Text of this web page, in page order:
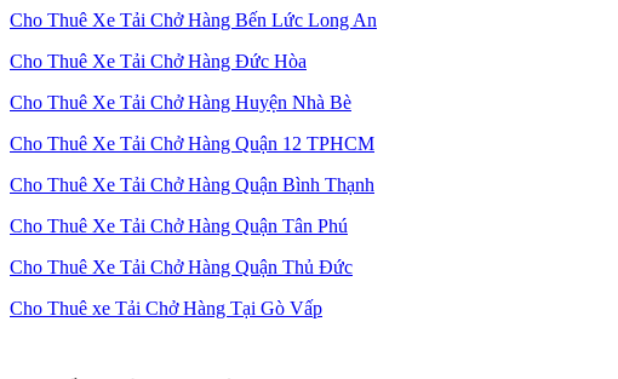
Cho Thuê Xe Tải Chở Hàng Bến Lức Long An
Cho Thuê Xe Tải Chở Hàng Đức Hòa
Cho Thuê Xe Tải Chở Hàng Huyện Nhà Bè
Cho Thuê Xe Tải Chở Hàng Quận 12 TPHCM
Cho Thuê Xe Tải Chở Hàng Quận Bình Thạnh
Cho Thuê Xe Tải Chở Hàng Quận Tân Phú
Cho Thuê Xe Tải Chở Hàng Quận Thủ Đức
Cho Thuê xe Tải Chở Hàng Tại Gò Vấp